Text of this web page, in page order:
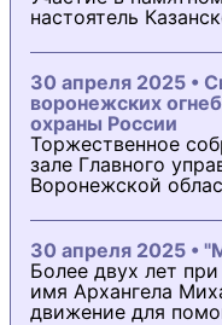
настоятель
30 апреля 2025 •
воронежских
охраны России
Торжественное
зале Главного
Воронежской
30 апреля 2025 •
Более двух лет
имя Архангела
движение для